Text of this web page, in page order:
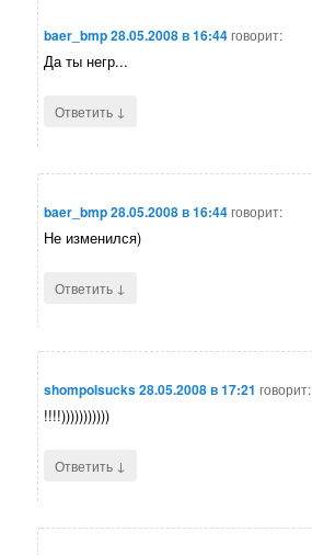
baer_bmp28.05.2008 в 16:44говорит:
Да ты негр...
Ответить ↓
baer_bmp28.05.2008 в 16:44говорит:
Не изменился)
Ответить ↓
shompolsucks28.05.2008 в 17:21 говорит:
!!!!)))))))))))
Ответить ↓